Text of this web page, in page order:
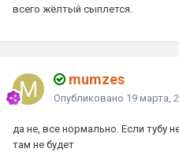
всего жёлтый сыплется.
mumzes
Опубликовано 19 марта,
да не, все нормально. Если тубу
там не будет